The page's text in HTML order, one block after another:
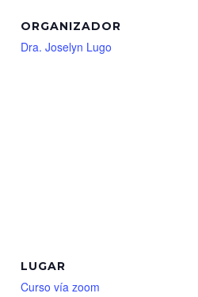
LUGAR
Curso vía zoom
ORGANIZADOR
Dra. Joselyn Lugo